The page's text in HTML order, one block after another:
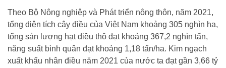
Theo Bộ Nông nghiệp và Phát triển nông thôn, năm 2021,
tổng diện tích cây điều của Việt Nam khoảng 305 nghìn ha,
tổng sản lượng hạt điều thô đạt khoảng 367,2 nghìn tấn,
năng suất bình quân đạt khoảng 1,18 tấn/ha. Kim ngạch
xuất khẩu nhân điều năm 2021 của nước ta đạt gần 3,66 tỷ